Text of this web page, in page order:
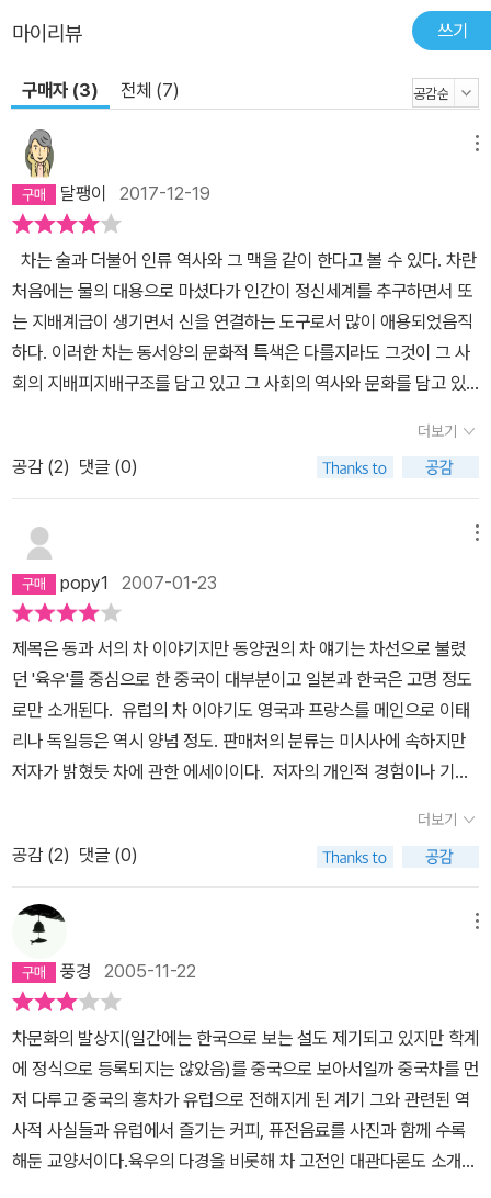
마이리뷰 쓰기
구매자 (3) 전체 (7)
달팽이 2017-12-19
차는 술과 더불어 인류 역사와 그 맥을 같이 한다고 볼 수 있다. 차란
처음에는 물의 대용으로 마셨다가 인간이 정신세계를 추구하면서 또
는 지배계급이 생기면서 신을 연결하는 도구로서 많이 애용되었음직
하다. 이러한 차는 동서양의 문화적 특색은 다를지라도 그것이 그 사
회의 지배피지배구조를 담고 있고 그 사회의 역사와 문화를 담고 있
음, 홍차, 커피에 이르기까지 다양한 종류의 차를 마셔왔고 중국의 보
이차는 15년이 넘어 20년의 세월이 되어 간다. 이렇게 차를 마시면서
그것이 가진 장점을 말하자면 몸의 노폐물을 씻어주고 정신을 맑게
해주고 몸의 지방을 분해하고 등등 많은 것들을 떠올릴 수 있다. 무엇
보다 차는 그것을 마심으로써 사람들과의 관계를 부드럽게 하고 술과
더불어서 사림이 가진 날카로운 감정과 긴장을 느슨하게 한다. 무엇
보다 종교생활을 하는데 있어 차는 맑은 정신을 갖게 하고 더욱 내면
의 세계와 만날 수 있게 하는 통로가 되기도 한다. 차는 항상 그 차
를 향유하는 사회의 지배계층의 문화였다. 때로는 일본처럼 아주 엄
격하고 까다로운 절차를 구성하고 그것을 권력의 상징과 표시로 사용
한 곳도 있다. 그러나 중국처럼 때로는 사대부와 은둔선비들이 문화
적으로 애용하던 도구로서 세상일을 버려두고 진리를 찾기 위한 도구
로 사용되는 것도 있었다. 나는 육우의 다경을 이 다음 책으로 읽어야
겠다고 생각했다. 차와 더불어 발달해 온 것이 차를 담는 용기이다.
고 또 서양 사람들의 생활문화를 바꾸었던 직접적인 원인이기 때문이
다. 당나라 때에는 잎차를 송나라때는 말차를 명, 청나라 때는 다시 잎
차를 사용했고 그에 따라 흰 가루차일 때는 천목다완이나 길주다완
등 검정 계열의 차를 그리고 잎차가 되면서 색깔이 있을 때에는 하얀
색이나 투명한 다완을 사용하였다. 개인적으로 중국 자사호에 많은
관심을 가지고 있다. 광물의 특성상 도자기가 호흡하여 통기성이 뛰
어나고 그에 따라 차맛이 좋고 보존성도 좋기 때문이다. 깔끔하고 단
순한 멋을 가진 자사호에 차를 우려 마시면 그 날의 피로감이 잊혀진
다. 찻잎도 당해에 먹는 것은 어린 잎의 차를 선호하고 오래된 숙차일
더보기
공감 (2) 댓글 (0)
popy1 2007-01-23
제목은 동과 서의 차 이야기지만 동양권의 차 얘기는 차선으로 불렸
던 '육우'를 중심으로 한 중국이 대부분이고 일본과 한국은 고명 정도
로만 소개된다. 유럽의 차 이야기도 영국과 프랑스를 메인으로 이태
리나 독일등은 역시 양념 정도. 판매처의 분류는 미시사에 속하지만
저자가 밝혔듯 차에 관한 에세이이다. 저자의 개인적 경험이나 기행
사나 생활사로 봤을 때는 기대에 못 미치니 원하는 바를 명확히 파악
한 다음에 구입하거나 읽음이 좋을듯. 후기에 저자가 '나의 하루는 차
와 찻잔을 마음 내키는 대로 그때그때 골라 차탁을 차리는 일에서부
터 시작된다' 여기에 친밀감 급상승. 내가 가장 좋아하는 하루의 시
슨 찻잔에 무슨 차를 마실까 느~긋~하게 고르며 하루를 시작하는 건
정말 최상의 즐거움이자 나의 사치이기도 하다. ^^ 차에 대한 체계적
이고 객관적인 다양한 지식을 원하는 사람에게는 추천하기 힘드나 차
를 좋아하는 사람의 차에 관한 관심과 즐거움의 행로를 따라가고 싶
다면 읽을만하다고 하겠다. 종이질이나 편집도 아주 신경쓴 티가 팍
팍 나는 예쁜 책이다.
더보기
공감 (2) 댓글 (0)
풍경 2005-11-22
차문화의 발상지(일간에는 한국으로 보는 설도 제기되고 있지만 학계
에 정식으로 등록되지는 않았음)를 중국으로 보아서일까 중국차를 먼
저 다루고 중국의 홍차가 유럽으로 전해지게 된 계기 그와 관련된 역
사적 사실들과 유럽에서 즐기는 커피, 퓨전음료를 사진과 함께 수록
해둔 교양서이다.육우의 다경을 비롯해 차 고전인 대관다론도 소개하